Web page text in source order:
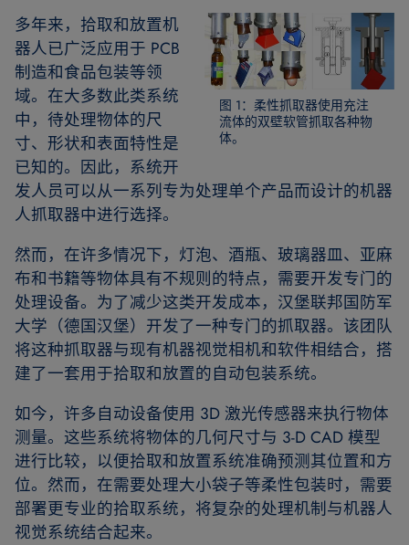
图 1：柔性抓取器使用充注
流体的双壁软管抓取各种物
体。
多年来，拾取和放置机
器人已广泛应用于 PCB
制造和食品包装等领
域。在大多数此类系统
中，待处理物体的尺
寸、形状和表面特性是
已知的。因此，系统开
发人员可以从一系列专为处理单个产品而设计的机器
人抓取器中进行选择。
然而，在许多情况下，灯泡、酒瓶、玻璃器皿、亚麻
布和书籍等物体具有不规则的特点，需要开发专门的
处理设备。为了减少这类开发成本，汉堡联邦国防军
大学（德国汉堡）开发了一种专门的抓取器。该团队
将这种抓取器与现有机器视觉相机和软件相结合，搭
建了一套用于拾取和放置的自动包装系统。
如今，许多自动设备使用 3D 激光传感器来执行物体
测量。这些系统将物体的几何尺寸与 3-D CAD 模型
进行比较，以便拾取和放置系统准确预测其位置和方
位。然而，在需要处理大小袋子等柔性包装时，需要
部署更专业的拾取系统，将复杂的处理机制与机器人
视觉系统结合起来。